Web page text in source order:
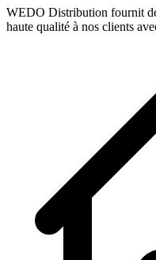
WEDO Distribution fournit
haute qualité à nos clients